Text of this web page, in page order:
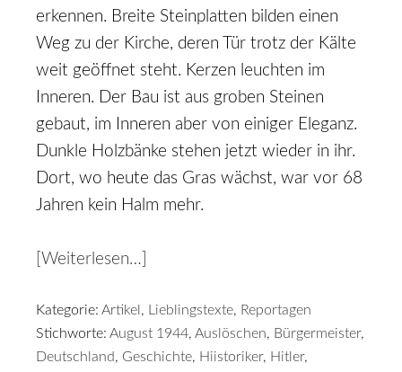
erkennen. Breite Steinplatten bilden einen
Weg zu der Kirche, deren Tür trotz der Kälte
weit geöffnet steht. Kerzen leuchten im
Inneren. Der Bau ist aus groben Steinen
gebaut, im Inneren aber von einiger Eleganz.
Dunkle Holzbänke stehen jetzt wieder in ihr.
Dort, wo heute das Gras wächst, war vor 68
Jahren kein Halm mehr.
[Weiterlesen…]
Kategorie: Artikel , Lieblingstexte, Reportagen
Stichworte: August 1944, Auslöschen, Bürgermeister,
Deutschland, Geschichte, Hiistoriker, Hitler,